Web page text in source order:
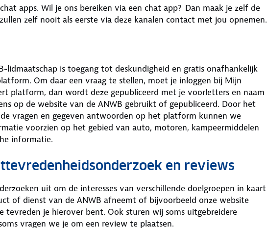
apps. Wil je ons bereiken via een chat app? Dan maak je zelf de
zelf nooit als eerste via deze kanalen contact met jou opnemen.
lidmaatschap is toegang tot deskundigheid en gratis onafhankelijk
Om daar een vraag te stellen, moet je inloggen bij Mijn
platform, dan wordt deze gepubliceerd met je voorletters en naam
op de website van de ANWB gebruikt of gepubliceerd. Door het
vragen en gegeven antwoorden op het platform kunnen we
voorzien op het gebied van auto, motoren, kampeermiddelen
informatie.
en reviews
uit om de interesses van verschillende doelgroepen in kaart
of dienst van de ANWB afneemt of bijvoorbeeld onze website
tevreden je hierover bent. Ook sturen wij soms uitgebreidere
vragen we je om een review te plaatsen.